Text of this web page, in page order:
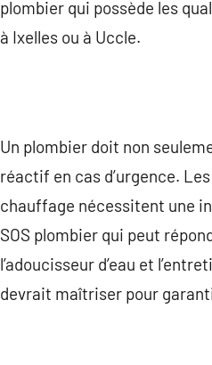
plombier qui possède les
à Ixelles ou à Uccle.
Un plombier doit non
réactif en cas d’urgence.
chauffage nécessitent une
SOS plombier qui peut
l’adoucisseur d’eau et
devrait maîtriser pour